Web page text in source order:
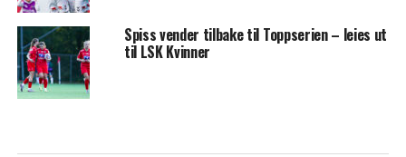
Spiss vender tilbake til Toppserien – leies ut
til LSK Kvinner